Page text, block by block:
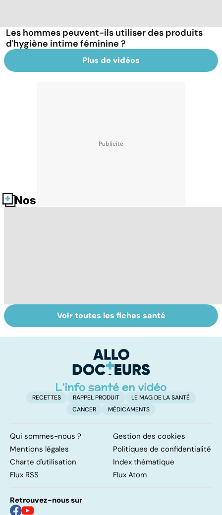
Les hommes peuvent-ils utiliser des produits
d'hygiène intime féminine ?
Plus de vidéos
Nos fiches santé
Gynéco : que
faire contre les
Sécrétions
vaginales : quand
?
Voir toutes les fiches santé
RECETTES RAPPEL PRODUIT
LE MAG DE LA SANTÉ
CANCER
MÉDICAMENTS
Qui sommes-nous ?
Gestion des cookies
Mentions légales
Politiques de confidentialité
Charte d'utilisation
Index thématique
Flux RSS
Flux Atom
Retrouvez-nous sur